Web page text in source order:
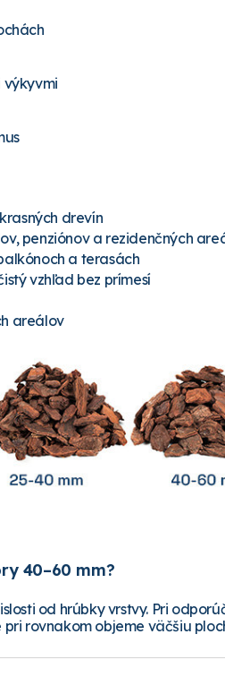
výkyvmi
drevín
penziónov a rezidenčných
a terasách
vzhľad bez prímesí
areálov
40–60 mm?
od hrúbky vrstvy. Pri
rovnakom objeme väčšiu